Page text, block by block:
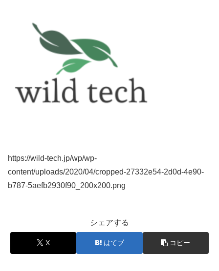
https://wild-tech.jp/wp/wp-
content/uploads/2020/04/cropped-27332e54-2d0d-4e90-
b787-5aefb2930f90_200x200.png
シェアする
X はてブ コピー